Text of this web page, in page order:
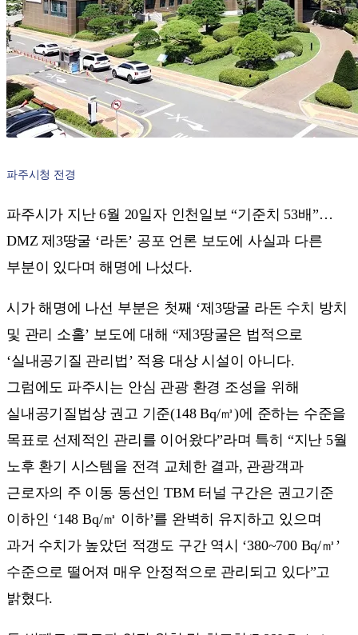
파주시청 전경
파주시가 지난 6월 20일자 인천일보 “기준치 53배”…
DMZ 제3땅굴 ‘라돈’ 공포 언론 보도에 사실과 다른
부분이 있다며 해명에 나섰다.
시가 해명에 나선 부분은 첫째 ‘제3땅굴 라돈 수치 방치
및 관리 소홀’ 보도에 대해 “제3땅굴은 법적으로
‘실내공기질 관리법’ 적용 대상 시설이 아니다.
그럼에도 파주시는 안심 관광 환경 조성을 위해
실내공기질법상 권고 기준(148 Bq/㎥)에 준하는 수준을
목표로 선제적인 관리를 이어왔다”라며 특히 “지난 5월
노후 환기 시스템을 전격 교체한 결과, 관광객과
근로자의 주 이동 동선인 TBM 터널 구간은 권고기준
이하인 ‘148 Bq/㎥ 이하’를 완벽히 유지하고 있으며
과거 수치가 높았던 적갱도 구간 역시 ‘380~700 Bq/㎥’
수준으로 떨어져 매우 안정적으로 관리되고 있다”고
밝혔다.